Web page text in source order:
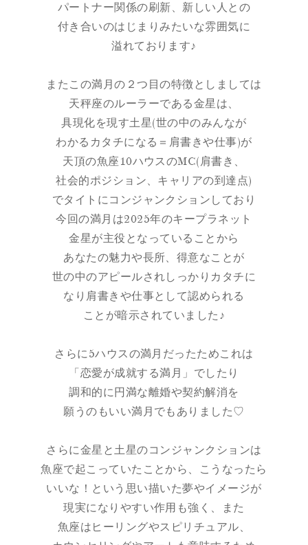
パートナー関係の刷新、新しい人との
付き合いのはじまりみたいな雰囲気に
溢れております♪
またこの満月の２つ目の特徴としましては
天秤座のルーラーである金星は、
具現化を現す土星(世の中のみんなが
わかるカタチになる＝肩書きや仕事)が
天頂の魚座10ハウスのMC(肩書き、
社会的ポジション、キャリアの到達点)
でタイトにコンジャンクションしており
今回の満月は2025年のキープラネット
金星が主役となっていることから
あなたの魅力や長所、得意なことが
世の中のアピールされしっかりカタチに
なり肩書きや仕事として認められる
ことが暗示されていました♪
さらに5ハウスの満月だったためこれは
「恋愛が成就する満月」でしたり
調和的に円満な離婚や契約解消を
願うのもいい満月でもありました♡
さらに金星と土星のコンジャンクションは
魚座で起こっていたことから、こうなったら
いいな！という思い描いた夢やイメージが
現実になりやすい作用も強く、また
魚座はヒーリングやスピリチュアル、